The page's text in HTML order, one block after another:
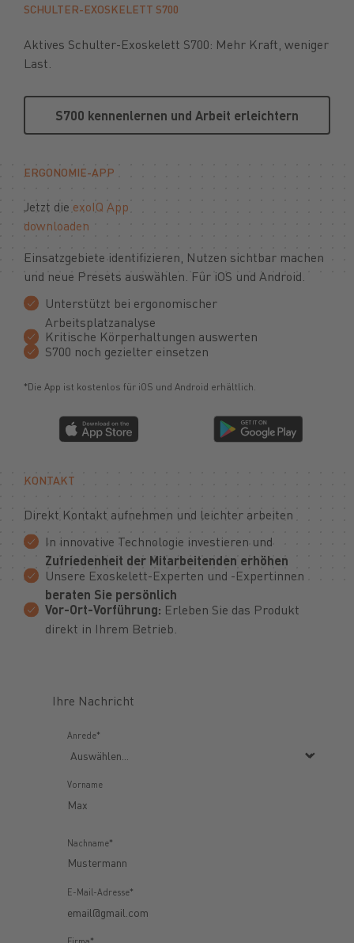
SCHULTER-EXOSKELETT S700
Aktives Schulter-Exoskelett S700: Mehr Kraft, weniger
Last.
S700 kennenlernen und Arbeit
S700 kennenlernen und Arbeit erleichtern
ERGONOMIE-APP
Jetzt die exoIQ App
downloaden
Einsatzgebiete identifizieren, Nutzen sichtbar machen
und neue Presets auswählen. Für iOS und Android.
Unterstützt bei ergonomischer
Arbeitsplatzanalyse
Kritische Körperhaltungen auswerten
S700 noch gezielter einsetzen
*Die App ist kostenlos für iOS und Android erhältlich.
KONTAKT
Direkt Kontakt aufnehmen und leichter arbeiten
In innovative Technologie investieren und
Zufriedenheit der Mitarbeitenden erhöhen
Unsere Exoskelett-Experten und -Expertinnen
beraten Sie persönlich
Vor-Ort-Vorführung: Erleben Sie das Produkt
direkt in Ihrem Betrieb.
Ihre Nachricht
Anrede*
Vorname
Nachname*
E-Mail-Adresse*